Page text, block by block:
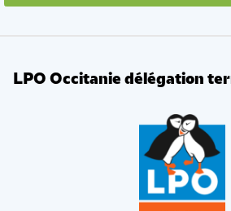
LPO Occitanie délégation